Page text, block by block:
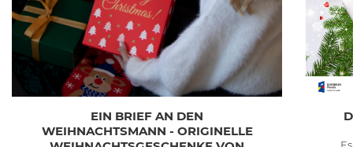
EIN BRIEF AN DEN
WEIHNACHTSMANN - ORIGINELLE